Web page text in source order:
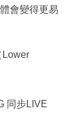
會變得更易
Lower
同步LIVE